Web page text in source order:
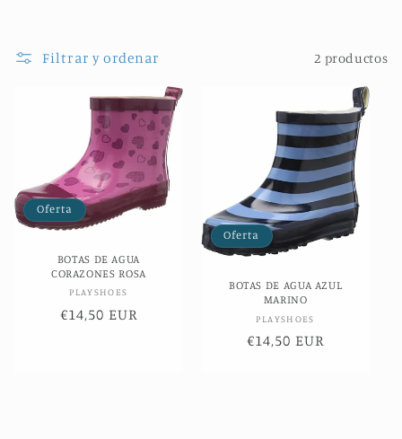
c
:
Filtrar y ordenar 2 productos
Oferta
BOTAS DE AGUA
CORAZONES ROSA
Proveedor:
PLAYSHOES
Precio
€14,50 EUR
Oferta
BOTAS DE AGUA AZUL
MARINO
Proveedor:
PLAYSHOES
Precio
€14,50 EUR